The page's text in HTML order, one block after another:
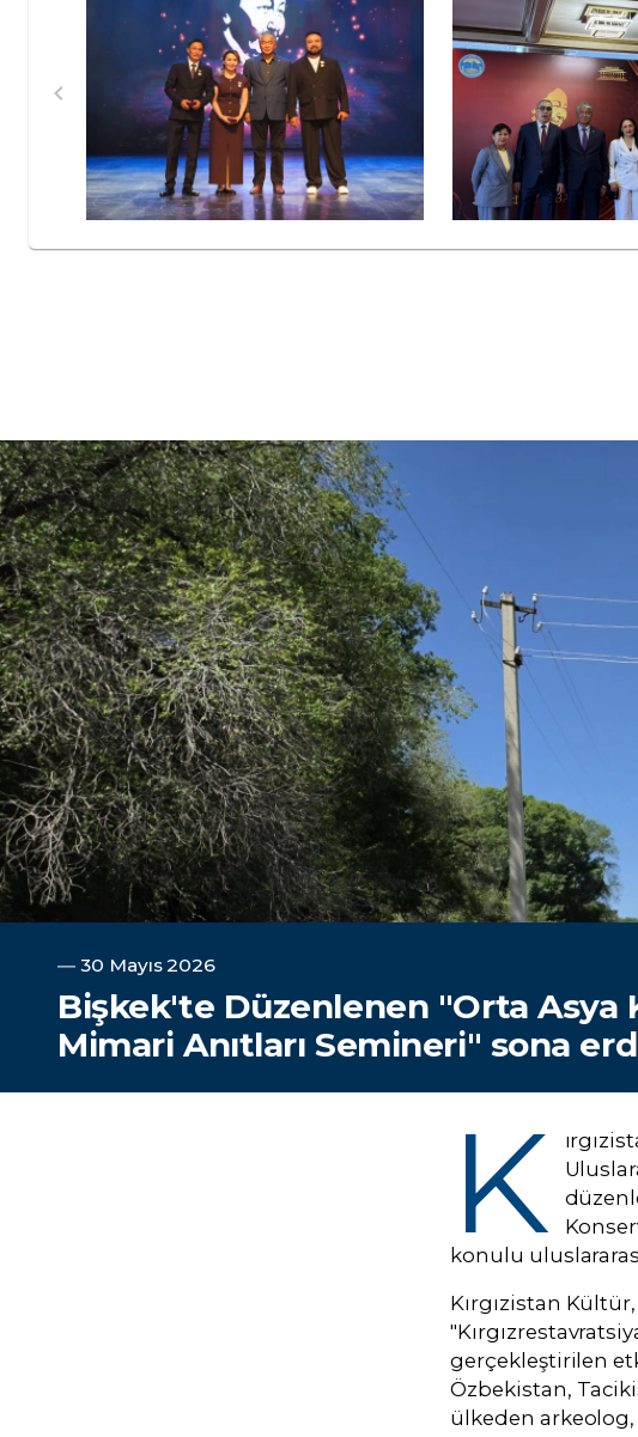
― 30 Mayıs 2026
Bişkek'te Düzenlenen "Orta Asya
Mimari Anıtları Semineri" sona
K
konulu
Kırgızistan
gerçekleştirilen
Özbekistan,
ülkeden